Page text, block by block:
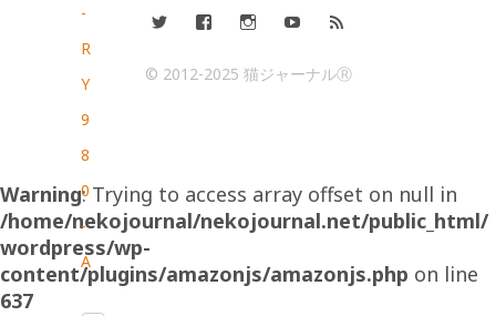
-
R
Y
9
8
0
-
A
© 2012-2025 猫ジャーナルⓇ
Warning: Trying to access array offset on null in
/home/nekojournal/nekojournal.net/public_html/
wordpress/wp-
content/plugins/amazonjs/amazonjs.php on line
637